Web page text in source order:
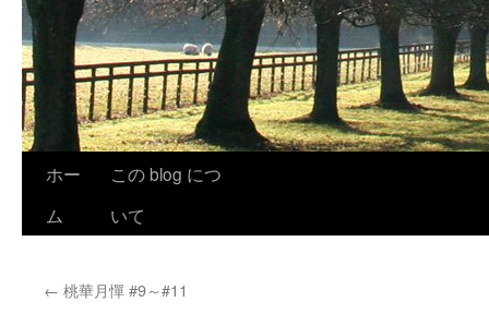
ン
ホー
ム
この blog につ
いて
← 桃華月憚 #9～#11